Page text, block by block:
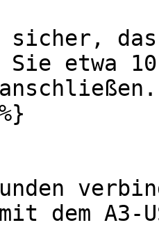
etwa
dem A3-